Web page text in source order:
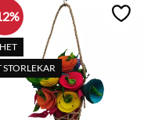
%
STORLEKAR
Lägg